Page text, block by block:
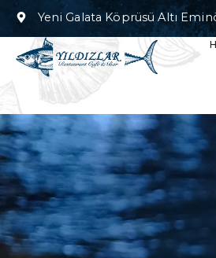
Yeni Galata Köprüsü Altı